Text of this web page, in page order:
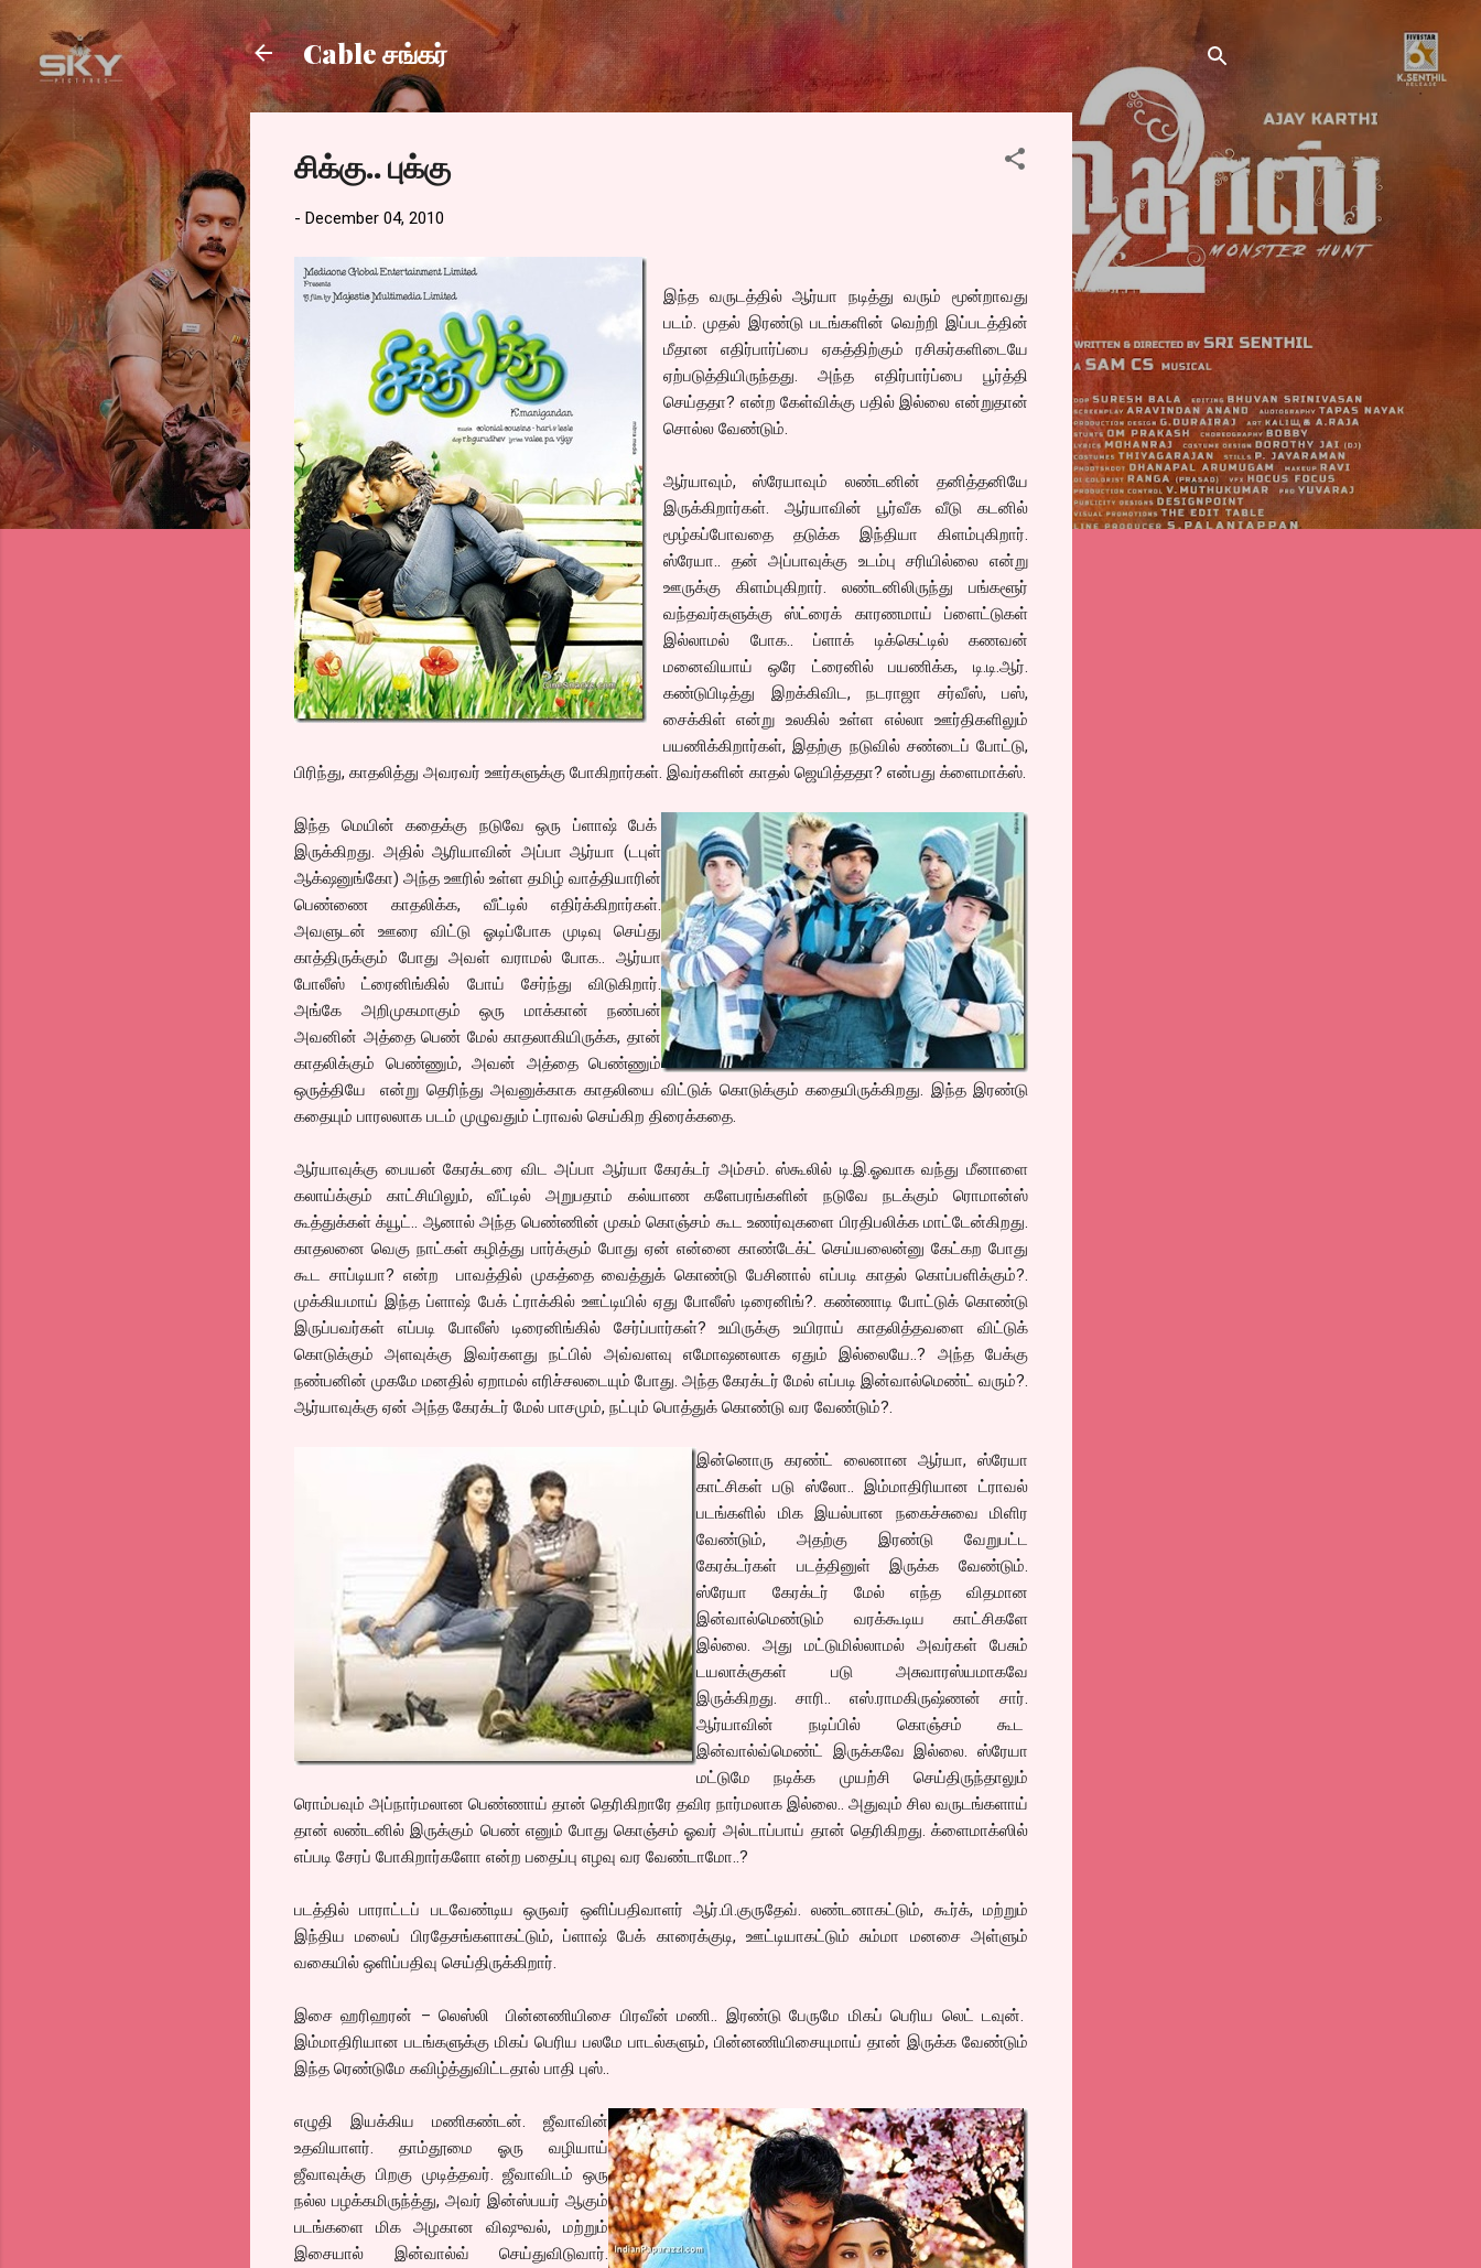
Skip to main content
Cable சங்கர்
சிக்கு.. புக்கு
- December 04, 2010
இந்த வருடத்தில் ஆர்யா நடித்து வரும் மூன்றாவது
படம். முதல் இரண்டு படங்களின் வெற்றி இப்படத்தின்
மீதான எதிர்பார்ப்பை ஏகத்திற்கும் ரசிகர்களிடையே
ஏற்படுத்தியிருந்தது. அந்த எதிர்பார்ப்பை பூர்த்தி
செய்ததா? என்ற கேள்விக்கு பதில் இல்லை என்றுதான்
சொல்ல வேண்டும்.
ஆர்யாவும், ஸ்ரேயாவும் லண்டனின் தனித்தனியே
இருக்கிறார்கள். ஆர்யாவின் பூர்வீக வீடு கடனில்
மூழ்கப்போவதை தடுக்க இந்தியா கிளம்புகிறார்.
ஸ்ரேயா.. தன் அப்பாவுக்கு உடம்பு சரியில்லை என்று
ஊருக்கு கிளம்புகிறார். லண்டனிலிருந்து பங்களூர்
வந்தவர்களுக்கு ஸ்ட்ரைக் காரணமாய் ப்ளைட்டுகள்
இல்லாமல் போக.. ப்ளாக் டிக்கெட்டில் கணவன்
மனைவியாய் ஒரே ட்ரைனில் பயணிக்க, டி.டி.ஆர்.
கண்டுபிடித்து இறக்கிவிட, நடராஜா சர்வீஸ், பஸ்,
சைக்கிள் என்று உலகில் உள்ள எல்லா ஊர்திகளிலும்
பயணிக்கிறார்கள், இதற்கு நடுவில் சண்டைப் போட்டு,
பிரிந்து, காதலித்து அவரவர் ஊர்களுக்கு போகிறார்கள். இவர்களின் காதல் ஜெயித்ததா? என்பது க்ளைமாக்ஸ்.
இந்த மெயின் கதைக்கு நடுவே ஒரு ப்ளாஷ் பேக்
இருக்கிறது. அதில் ஆரியாவின் அப்பா ஆர்யா (டபுள்
ஆக்‌ஷனுங்கோ) அந்த ஊரில் உள்ள தமிழ் வாத்தியாரின்
பெண்ணை காதலிக்க, வீட்டில் எதிர்க்கிறார்கள்.
அவளுடன் ஊரை விட்டு ஓடிப்போக முடிவு செய்து
காத்திருக்கும் போது அவள் வராமல் போக.. ஆர்யா
போலீஸ் ட்ரைனிங்கில் போய் சேர்ந்து விடுகிறார்.
அங்கே அறிமுகமாகும் ஒரு மாக்கான் நண்பன்
அவனின் அத்தை பெண் மேல் காதலாகியிருக்க, தான்
காதலிக்கும் பெண்ணும், அவன் அத்தை பெண்ணும்
ஒருத்தியே என்று தெரிந்து அவனுக்காக காதலியை விட்டுக் கொடுக்கும் கதையிருக்கிறது. இந்த இரண்டு
கதையும் பாரலலாக படம் முழுவதும் ட்ராவல் செய்கிற திரைக்கதை.
ஆர்யாவுக்கு பையன் கேரக்டரை விட அப்பா ஆர்யா கேரக்டர் அம்சம். ஸ்கூலில் டி.இ.ஓவாக வந்து மீனாளை
கலாய்க்கும் காட்சியிலும், வீட்டில் அறுபதாம் கல்யாண களேபரங்களின் நடுவே நடக்கும் ரொமான்ஸ்
கூத்துக்கள் க்யூட்.. ஆனால் அந்த பெண்ணின் முகம் கொஞ்சம் கூட உணர்வுகளை பிரதிபலிக்க மாட்டேன்கிறது.
காதலனை வெகு நாட்கள் கழித்து பார்க்கும் போது ஏன் என்னை காண்டேக்ட் செய்யலைன்னு கேட்கற போது
கூட சாப்டியா? என்ற பாவத்தில் முகத்தை வைத்துக் கொண்டு பேசினால் எப்படி காதல் கொப்பளிக்கும்?.
முக்கியமாய் இந்த ப்ளாஷ் பேக் ட்ராக்கில் ஊட்டியில் ஏது போலீஸ் டிரைனிங்?. கண்ணாடி போட்டுக் கொண்டு
இருப்பவர்கள் எப்படி போலீஸ் டிரைனிங்கில் சேர்ப்பார்கள்? உயிருக்கு உயிராய் காதலித்தவளை விட்டுக்
கொடுக்கும் அளவுக்கு இவர்களது நட்பில் அவ்வளவு எமோஷனலாக ஏதும் இல்லையே..? அந்த பேக்கு
நண்பனின் முகமே மனதில் ஏறாமல் எரிச்சலடையும் போது. அந்த கேரக்டர் மேல் எப்படி இன்வால்மெண்ட் வரும்?.
ஆர்யாவுக்கு ஏன் அந்த கேரக்டர் மேல் பாசமும், நட்பும் பொத்துக் கொண்டு வர வேண்டும்?.
இன்னொரு கரண்ட் லைனான ஆர்யா, ஸ்ரேயா
காட்சிகள் படு ஸ்லோ.. இம்மாதிரியான ட்ராவல்
படங்களில் மிக இயல்பான நகைச்சுவை மிளிர
வேண்டும், அதற்கு இரண்டு வேறுபட்ட
கேரக்டர்கள் படத்தினுள் இருக்க வேண்டும்.
ஸ்ரேயா கேரக்டர் மேல் எந்த விதமான
இன்வால்மெண்டும் வரக்கூடிய காட்சிகளே
இல்லை. அது மட்டுமில்லாமல் அவர்கள் பேசும்
டயலாக்குகள் படு அசுவாரஸ்யமாகவே
இருக்கிறது. சாரி.. எஸ்.ராமகிருஷ்ணன் சார்.
ஆர்யாவின் நடிப்பில் கொஞ்சம் கூட
இன்வால்வ்மெண்ட் இருக்கவே இல்லை. ஸ்ரேயா
மட்டுமே நடிக்க முயற்சி செய்திருந்தாலும்
ரொம்பவும் அப்நார்மலான பெண்ணாய் தான் தெரிகிறாரே தவிர நார்மலாக இல்லை.. அதுவும் சில வருடங்களாய்
தான் லண்டனில் இருக்கும் பெண் எனும் போது கொஞ்சம் ஓவர் அல்டாப்பாய் தான் தெரிகிறது. க்ளைமாக்ஸில்
எப்படி சேரப் போகிறார்களோ என்ற பதைப்பு எழவு வர வேண்டாமோ..?
படத்தில் பாராட்டப் படவேண்டிய ஒருவர் ஒளிப்பதிவாளர் ஆர்.பி.குருதேவ். லண்டனாகட்டும், கூர்க், மற்றும்
இந்திய மலைப் பிரதேசங்களாகட்டும், ப்ளாஷ் பேக் காரைக்குடி, ஊட்டியாகட்டும் சும்மா மனசை அள்ளும்
வகையில் ஒளிப்பதிவு செய்திருக்கிறார்.
இசை ஹரிஹரன் – லெஸ்லி பின்னணியிசை பிரவீன் மணி.. இரண்டு பேருமே மிகப் பெரிய லெட் டவுன்.
இம்மாதிரியான படங்களுக்கு மிகப் பெரிய பலமே பாடல்களும், பின்னணியிசையுமாய் தான் இருக்க வேண்டும்
இந்த ரெண்டுமே கவிழ்த்துவிட்டதால் பாதி புஸ்..
எழுதி இயக்கிய மணிகண்டன். ஜீவாவின்
உதவியாளர். தாம்தூமை ஓரு வழியாய்
ஜீவாவுக்கு பிறகு முடித்தவர். ஜீவாவிடம் ஒரு
நல்ல பழக்கமிருந்த்து, அவர் இன்ஸ்பயர் ஆகும்
படங்களை மிக அழகான விஷுவல், மற்றும்
இசையால் இன்வால்வ் செய்துவிடுவார்.